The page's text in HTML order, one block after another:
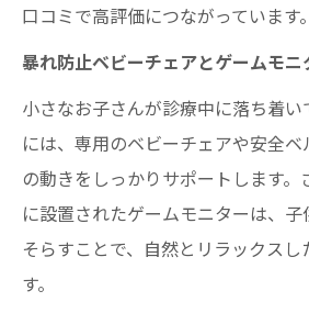
口コミで高評価につながっています。
暴れ防止ベビーチェアとゲームモ
小さなお子さんが診療中に落ち着い
には、専用のベビーチェアや安全
の動きをしっかりサポートします
に設置されたゲームモニターは、
そらすことで、自然とリラックス
す。